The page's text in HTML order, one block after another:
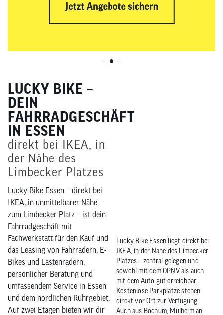
LUCKY BIKE –
DEIN
FAHRRADGESCHÄFT
IN ESSEN
direkt bei IKEA, in
der Nähe des
Limbecker Platzes
Lucky Bike Essen – direkt bei
IKEA, in unmittelbarer Nähe
zum Limbecker Platz – ist dein
Fahrradgeschäft mit
Fachwerkstatt für den Kauf und
das Leasing von Fahrrädern, E-
Bikes und Lastenrädern,
persönlicher Beratung und
umfassendem Service in Essen
und dem nördlichen Ruhrgebiet.
Auf zwei Etagen bieten wir dir
Lucky Bike Essen liegt direkt bei
IKEA, in der Nähe des Limbecker
Platzes – zentral gelegen und
sowohl mit dem ÖPNV als auch
mit dem Auto gut erreichbar.
Kostenlose Parkplätze stehen
direkt vor Ort zur Verfügung.
Auch aus Bochum, Mülheim an